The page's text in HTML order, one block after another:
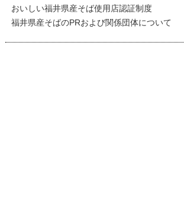
おいしい福井県産そば使用店認証制度
福井県産そばのPRおよび関係団体について